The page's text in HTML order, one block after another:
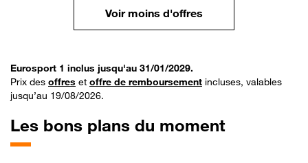
Voir moins d'offres
Eurosport 1 inclus jusqu'au 31/01/2029.
Prix des offres et offre de remboursement incluses, valables
jusqu’au 19/08/2026.
Les bons plans du moment